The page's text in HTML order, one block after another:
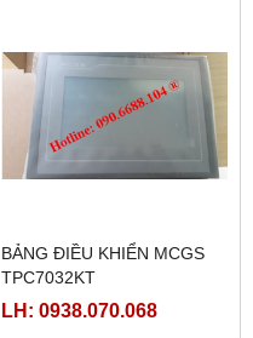
BẢNG ĐIỀU KHIỂN MCGS
TPC7032KT
LH: 0938.070.068